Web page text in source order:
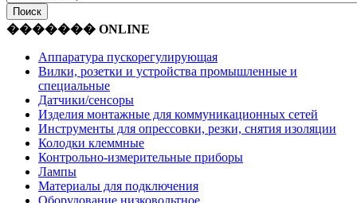
������� ONLINE
Аппаратура пускорегулирующая
Вилки, розетки и устройства промышленные и
специальные
Датчики/сенсоры
Изделия монтажные для коммуникационных сетей
Инструменты для опрессовки, резки, снятия изоляции
Колодки клеммные
Контрольно-измерительные приборы
Лампы
Материалы для подключения
Оборудование низковольтное